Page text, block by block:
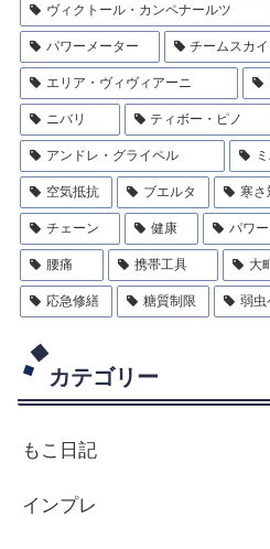
ヴィクトール・カンペナールツ
パワーメーター チームスカイ
エリア・ヴィヴィアーニ
ニバリ ティボー・ピノ
アンドレ・グライペル
空気抵抗 ブエルタ 寒さ
チェーン 健康 パワ
腰痛 携帯工具 大
応急修繕 糖質制限 弱虫
カテゴリー
もこ日記
インプレ